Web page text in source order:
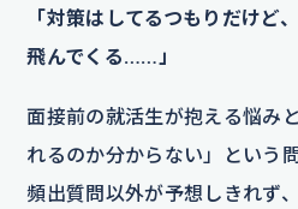
「対策はしてるつもりだけど
飛んでくる……」
面接前の就活生が抱える悩み
れるのか分からない」という
頻出質問以外が予想しきれず